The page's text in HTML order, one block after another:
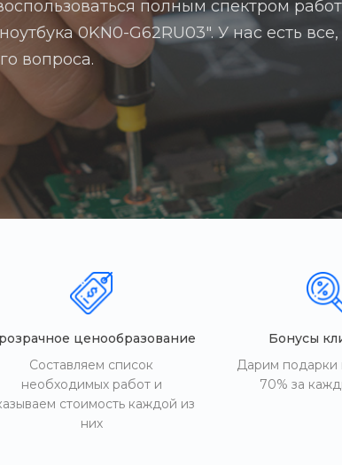
полным спектром
0KN0-G62RU03". У нас есть
вопроса.
ценообразование
Составляем список
необходимых работ и
стоимость каждой из
них
Бонусы
Дарим подарки
70% за